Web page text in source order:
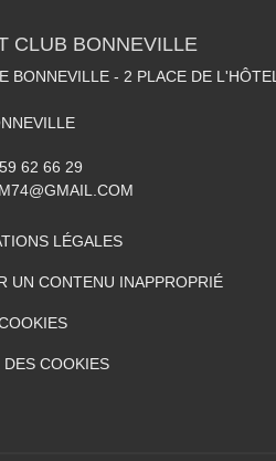
CLUB BONNEVILLE
BONNEVILLE - 2 PLACE DE L'HÔTEL
62 66 29
LÉGALES
UN CONTENU INAPPROPRIÉ
COOKIES